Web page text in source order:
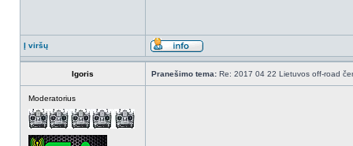
Į viršų
Igoris Pranešimo tema: Re: 2017 04 22 Lietuvos off-road
Moderatorius